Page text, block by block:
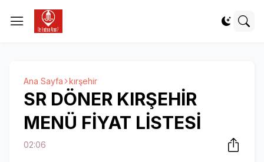
Ana Sayfa kırşehir
SR DÖNER KIRŞEHİR
MENÜ FİYAT LİSTESİ
02:06